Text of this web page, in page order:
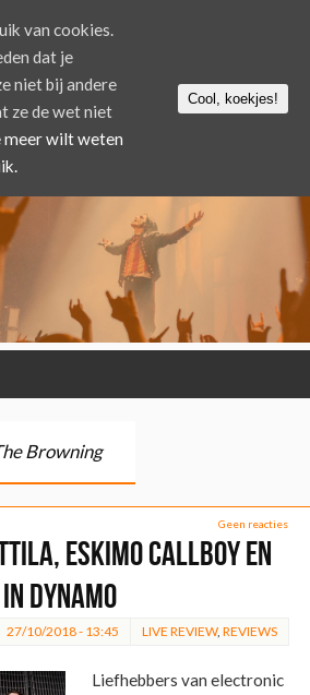
Browning
Geen reacties
Attila, Eskimo Callboy en
Dynamo
27/10/2018 - 13:45 LIVE REVIEW, REVIEWS
Liefhebbers van electronic
van cookies.
dat je
niet bij andere
ze de wet niet
meer wilt weten
Cool, koekjes!